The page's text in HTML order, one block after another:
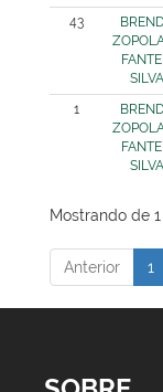
43
SILVA
1
SILVA
Mostrando de
Anterior 1